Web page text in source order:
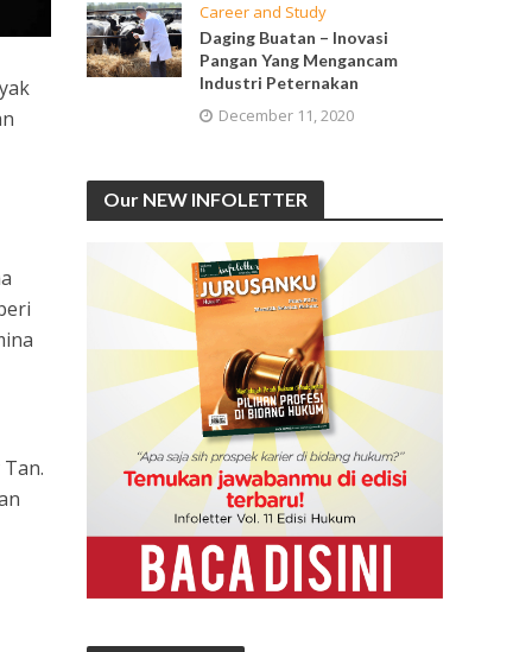
Career and Study
Daging Buatan – Inovasi
Pangan Yang Mengancam
Industri Peternakan
December 11, 2020
Our NEW INFOLETTER